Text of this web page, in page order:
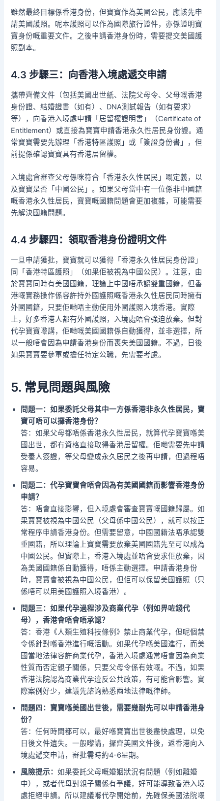
雖然最終目標係香港身份，但寶寶作為美國公民，應該先申
請美國護照。呢本護照可以作為國際旅行證件，亦係證明寶
寶身份嘅重要文件。之後申請香港身份時，需要提交美國護
照副本。
4.3 步驟三：向香港入境處遞交申請
攜帶齊備文件（包括美國出世紙、法院父母令、父母嘅香港
身份證、結婚證書（如有）、DNA測試報告（如有要求）
等），向香港入境處申請「居留權證明書」（Certificate of
Entitlement）或直接為寶寶申請香港永久性居民身份證。通
常寶寶需要先辦理「香港特區護照」或「簽證身份書」，但
前提係確認寶寶具有香港居留權。
入境處會審查父母係咪符合「香港永久性居民」嘅定義，以
及寶寶是否「中國公民」。如果父母當中有一位係非中國籍
嘅香港永久性居民，寶寶嘅國籍問題會更加複雜，可能需要
先解決國籍問題。
4.4 步驟四：領取香港身份證明文件
一旦申請獲批，寶寶就可以獲得「香港永久性居民身份證」
同「香港特區護照」（如果佢被視為中國公民）。注意，由
於寶寶同時有美國國籍，理論上中國唔承認雙重國籍，但香
港嘅實務操作係容許持外國護照嘅香港永久性居民同時擁有
外國國籍，只要佢哋唔主動使用外國護照入境香港。實際
上，好多香港人都有外國護照，入境處唔會強迫放棄。但對
代孕寶寶嚟講，佢哋嘅美國國籍係自動獲得，並非選擇，所
以一般唔會因為申請香港身份而喪失美國國籍。不過，日後
如果寶寶要參軍或擔任特定公職，先需要考慮。
5. 常見問題與風險
問題一：如果委託父母其中一方係香港非永久性居民，寶
寶可唔可以攞香港身份？
答：如果父母都唔係香港永久性居民，就算代孕寶寶喺美
國出世，都冇資格直接取得香港居留權。佢哋需要先申請
受養人簽證，等父母變成永久居民之後再申請，但過程唔
容易。
問題二：代孕寶寶會唔會因為有美國國籍而影響香港身份
申請？
答：唔會直接影響，但入境處會審查寶寶嘅國籍歸屬。如
果寶寶被視為中國公民（父母係中國公民），就可以按正
常程序申請香港身份。但需要留意，中國國籍法唔承認雙
重國籍，所以理論上寶寶需要放棄美國國籍先至可以成為
中國公民。但實際上，香港入境處並唔會要求佢放棄，因
為美國國籍係自動獲得，唔係主動選擇。申請香港身份
時，寶寶會被視為中國公民，但佢可以保留美國護照（只
係唔可以用美國護照入境香港）。
問題三：如果代孕過程涉及商業代孕（例如畀咗錢代
母），香港會唔會唔承認？
答：香港《人類生殖科技條例》禁止商業代孕，但呢個禁
令係針對喺香港進行嘅活動。如果代孕喺美國進行，而美
國當地法律容許商業代孕，香港入境處通常唔會因為商業
性質而否定親子關係，只要父母令係有效嘅。不過，如果
香港法院認為商業代孕違反公共政策，有可能會影響。實
際案例好少，建議先諮詢熟悉兩地法律嘅律師。
問題四：寶寶喺美國出世後，需要幾耐先可以申請香港身
份？
答：任何時間都可以，最好喺寶寶出世後盡快處理，以免
日後文件遺失。一般嚟講，攞齊美國文件後，返香港向入
境處遞交申請，審批需時約4-6星期。
風險提示：如果委託父母嘅婚姻狀況有問題（例如離婚
中），或者代母對親子關係有爭議，好可能導致香港入境
處拒絕申請。所以建議喺代孕開始前，先確保美國法院嘅